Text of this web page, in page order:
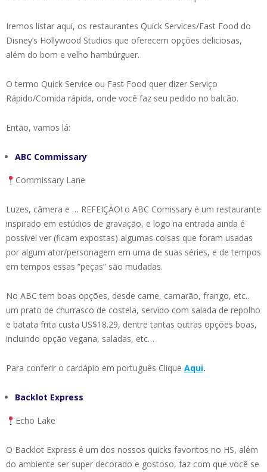
Iremos listar aqui, os restaurantes Quick Services/Fast Food do
Disney’s Hollywood Studios que oferecem opções deliciosas,
além do bom e velho hambúrguer.
O termo Quick Service ou Fast Food quer dizer Serviço
Rápido/Comida rápida, onde você faz seu pedido no balcão.
Então, vamos lá:
ABC Commissary
Commissary Lane
Luzes, câmera e … REFEIÇÃO! o ABC Comissary é um restaurante
inspirado em estúdios de gravação, e logo na entrada ainda é
possível ver (ficam expostas) algumas coisas que foram usadas
por algum ator/personagem em uma de suas séries, e de tempos
em tempos essas “peças” são mudadas.
No ABC tem boas opções, desde carne, camarão, frango, etc..
um prato de churrasco de costela, servido com salada de repolho
e batata frita custa US$18.29, dentre tantas outras opções boas,
incluindo opção vegana, saladas, etc…
Para conferir o cardápio em português Clique Aqui.
Backlot Express
Echo Lake
O Backlot Express é um dos nossos quicks favoritos no HS, além
do ambiente ser super decorado e gostoso, faz com que você se